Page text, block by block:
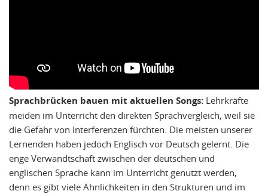
Sprachbrücken bauen mit aktuellen Songs: Lehrkräfte
meiden im Unterricht den direkten Sprachvergleich, weil sie
die Gefahr von Interferenzen fürchten. Die meisten unserer
Lernenden haben jedoch Englisch vor Deutsch gelernt. Die
enge Verwandtschaft zwischen der deutschen und
englischen Sprache kann im Unterricht genutzt werden,
denn es gibt viele Ähnlichkeiten in den Strukturen und im